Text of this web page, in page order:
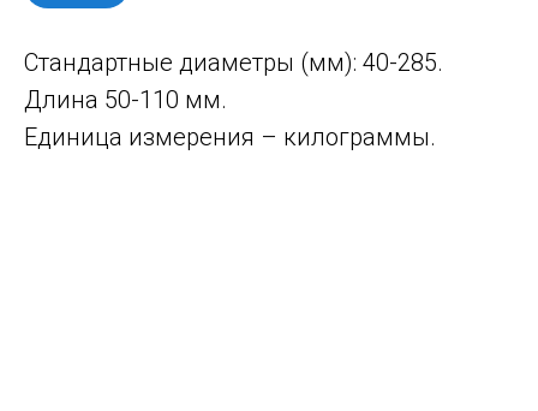
Стандартные диаметры (мм): 40-285.
Длина 50-110 мм.
Единица измерения – килограммы.